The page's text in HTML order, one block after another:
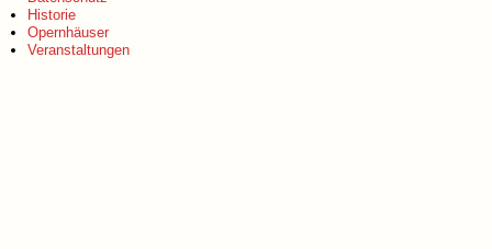
Historie
Opernhäuser
Veranstaltungen